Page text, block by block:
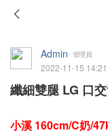
Admin 管理員
2022-11-15
纖細雙腿 LG 口
小溪 160cm/C奶/